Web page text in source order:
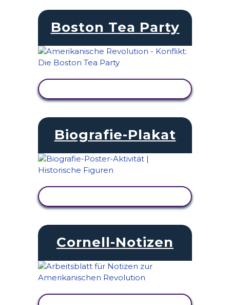
Boston Tea Party
Biografie-Plakat
Cornell-Notizen